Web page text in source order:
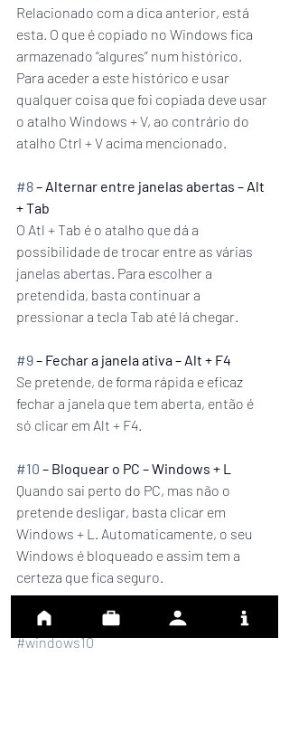
Relacionado com a dica anterior, está
esta. O que é copiado no Windows fica
armazenado “algures” num histórico.
Para aceder a este histórico e usar
qualquer coisa que foi copiada deve usar
o atalho Windows + V, ao contrário do
atalho Ctrl + V acima mencionado.
#8 – Alternar entre janelas abertas – Alt
+ Tab
O Atl + Tab é o atalho que dá a
possibilidade de trocar entre as várias
janelas abertas. Para escolher a
pretendida, basta continuar a
pressionar a tecla Tab até lá chegar.
#9 – Fechar a janela ativa – Alt + F4
Se pretende, de forma rápida e eficaz
fechar a janela que tem aberta, então é
só clicar em Alt + F4.
#10 – Bloquear o PC – Windows + L
Quando sai perto do PC, mas não o
pretende desligar, basta clicar em
Windows + L. Automaticamente, o seu
Windows é bloqueado e assim tem a
certeza que fica seguro.
#dicabspconsulting
#windows10